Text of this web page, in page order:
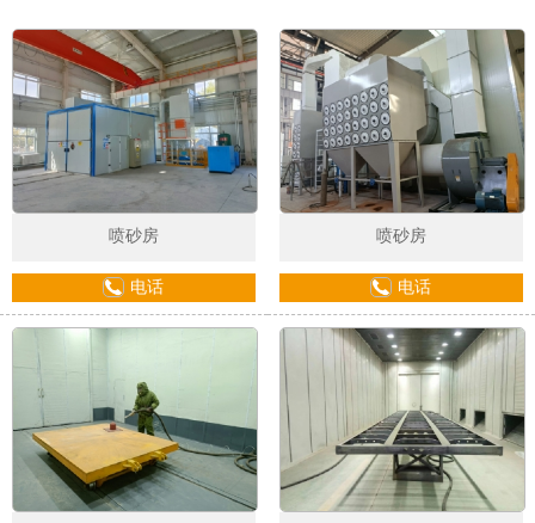
喷砂房
电话
喷砂房
电话